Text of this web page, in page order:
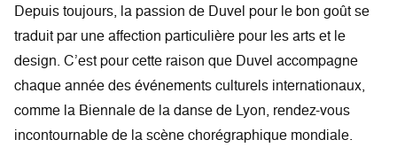
Depuis toujours, la passion de Duvel pour le bon goût se
traduit par une affection particulière pour les arts et le
design. C’est pour cette raison que Duvel accompagne
chaque année des événements culturels internationaux,
comme la Biennale de la danse de Lyon, rendez-vous
incontournable de la scène chorégraphique mondiale.